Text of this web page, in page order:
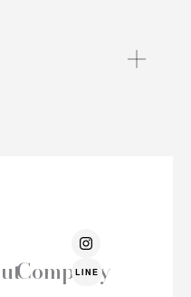
Company
I
n
s
t
LINE